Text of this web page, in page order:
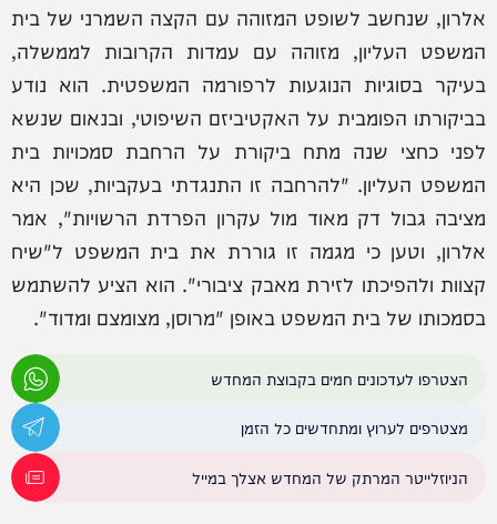
אלרון, שנחשב לשופט המזוהה עם הקצה השמרני של בית
המשפט העליון, מזוהה עם עמדות הקרובות לממשלה,
בעיקר בסוגיות הנוגעות לרפורמה המשפטית. הוא נודע
בביקורתו הפומבית על האקטיביזם השיפוטי, ובנאום שנשא
לפני כחצי שנה מתח ביקורת על הרחבת סמכויות בית
המשפט העליון. "להרחבה זו התנגדתי בעקביות, שכן היא
מציבה גבול דק מאוד מול עקרון הפרדת הרשויות", אמר
אלרון, וטען כי מגמה זו גוררת את בית המשפט ל"שיח
קצוות ולהפיכתו לזירת מאבק ציבורי". הוא הציע להשתמש
בסמכותו של בית המשפט באופן "מרוסן, מצומצם ומדוד".
הצטרפו לעדכונים חמים בקבוצת המחדש
מצטרפים לערוץ ומתחדשים כל הזמן
הניוזלייטר המרתק של המחדש אצלך במייל